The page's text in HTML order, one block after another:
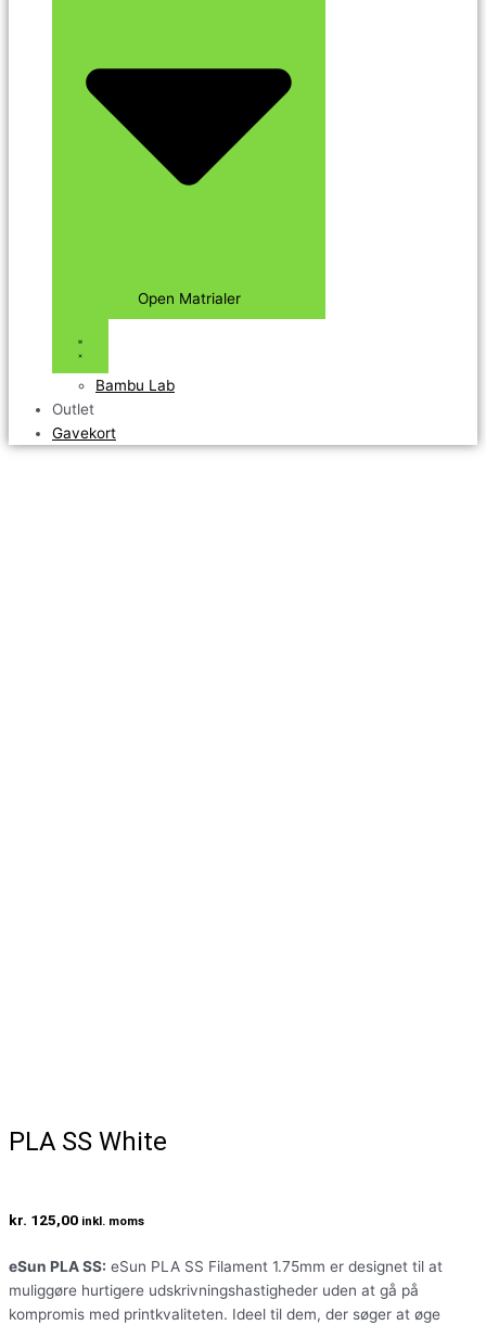
Open Matrialer
Bambu Lab
Outlet
Gavekort
PLA SS White
kr. 125,00 inkl. moms
eSun PLA SS: eSun PLA SS Filament 1.75mm er designet til at
muliggøre hurtigere udskrivningshastigheder uden at gå på
kompromis med printkvaliteten. Ideel til dem, der søger at øge